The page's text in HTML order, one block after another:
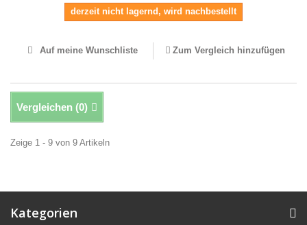
derzeit nicht lagernd, wird nachbestellt
Auf meine Wunschliste Zum Vergleich hinzufügen
Vergleichen (0)
Zeige 1 - 9 von 9 Artikeln
Kategorien